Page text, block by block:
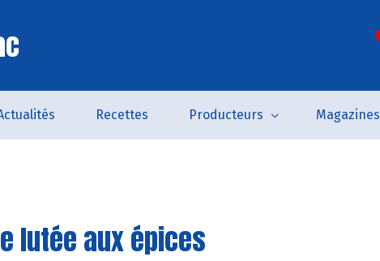
Recettes Producteurs Magazines
lutée aux épices